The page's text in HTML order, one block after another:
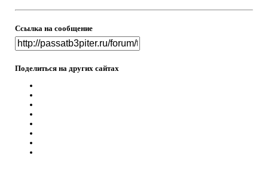
Ссылка на сообщение
Поделиться на других сайтах